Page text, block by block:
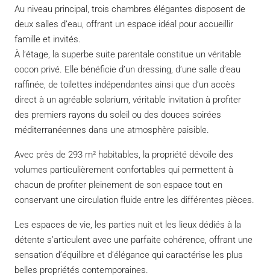
Au niveau principal, trois chambres élégantes disposent de
deux salles d’eau, offrant un espace idéal pour accueillir
famille et invités.
À l’étage, la superbe suite parentale constitue un véritable
cocon privé. Elle bénéficie d’un dressing, d’une salle d’eau
raffinée, de toilettes indépendantes ainsi que d’un accès
direct à un agréable solarium, véritable invitation à profiter
des premiers rayons du soleil ou des douces soirées
méditerranéennes dans une atmosphère paisible.
Avec près de 293 m² habitables, la propriété dévoile des
volumes particulièrement confortables qui permettent à
chacun de profiter pleinement de son espace tout en
conservant une circulation fluide entre les différentes pièces.
Les espaces de vie, les parties nuit et les lieux dédiés à la
détente s’articulent avec une parfaite cohérence, offrant une
sensation d’équilibre et d’élégance qui caractérise les plus
belles propriétés contemporaines.